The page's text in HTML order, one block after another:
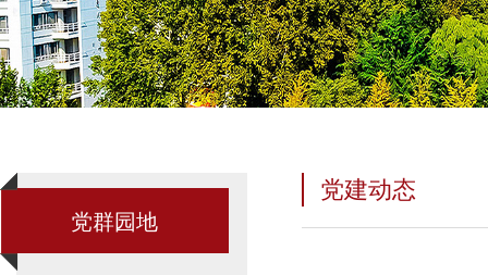
党群园地
党建动态